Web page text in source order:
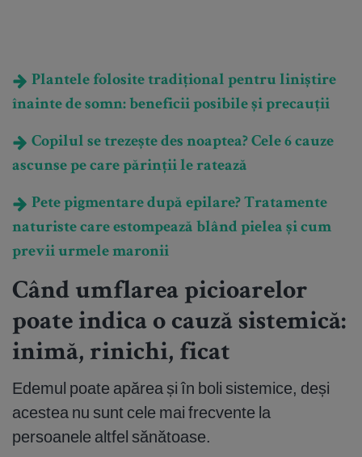
Plantele folosite tradițional pentru liniștire
înainte de somn: beneficii posibile și precauții
Copilul se trezește des noaptea? Cele 6 cauze
ascunse pe care părinții le ratează
Pete pigmentare după epilare? Tratamente
naturiste care estompează blând pielea și cum
previi urmele maronii
Când umflarea picioarelor
poate indica o cauză sistemică:
inimă, rinichi, ficat
Edemul poate apărea și în boli sistemice, deși
acestea nu sunt cele mai frecvente la
persoanele altfel sănătoase.